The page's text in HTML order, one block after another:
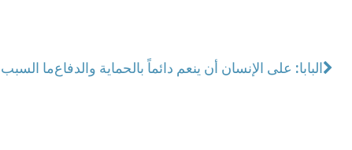
ماالبابا: على الإنسان أن ينعم دائماً بالحماية والدفاع